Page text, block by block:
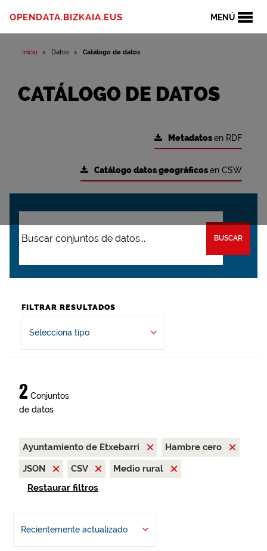
MENÚ
OPENDATA.BIZKAIA.EUS
Inicio Datos Catálogo de datos
CATÁLOGO DE DATOS
Metadatosen RDF
Catálogo datos geográficosen CSW
BUSCAR
FILTRAR RESULTADOS
Selecciona tipo
2 Conjuntos
de datos
Ayuntamiento de Etxebarri
Hambre cero
JSON
CSV
Medio rural
Restaurar filtros
Recientemente actualizado